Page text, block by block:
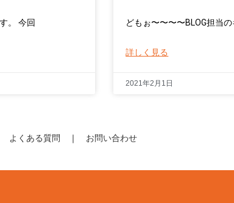
。 今回 どもぉ〜〜〜〜BLOG担当
詳しく見る
2021年2月1日
よくある質問 ｜ お問い合わせ